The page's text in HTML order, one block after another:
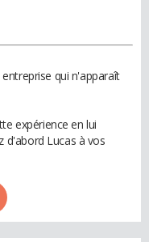
qui n'apparaît
expérience en lui
d'abord Lucas à vos